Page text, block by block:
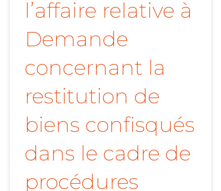
l’affaire relative à
Demande
concernant la
restitution de
biens confisqués
dans le cadre de
procédures